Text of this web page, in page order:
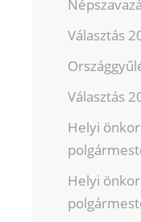
Választás
Választás
Helyi
Helyi